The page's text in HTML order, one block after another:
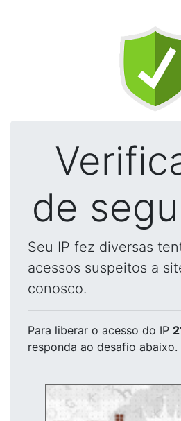
de
Seu IP fez diversas
acessos suspeitos a
conosco.
Para liberar o acesso do IP
responda ao desafio abaixo.